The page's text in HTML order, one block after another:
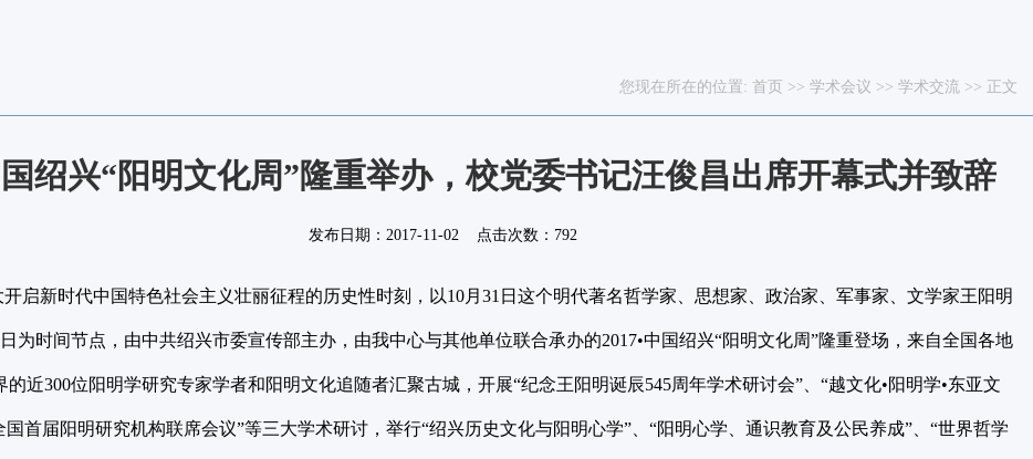
您现在所在的位置: 首页 >> 学术会议 >> 学术交流 >> 正文
国绍兴“阳明文化周”隆重举办，校党委书记汪俊昌出席开幕式并致辞
发布日期： 2017-11-02 点击次数： 792
新时代中国特色社会主义壮丽征程的历史性时刻，以10月31日这个明代著名哲学家、思想家、政治家、军事家、文学家王阳明
为时间节点，由中共绍兴市委宣传部主办，由我中心与其他单位联合承办的2017•中国绍兴“阳明文化周”隆重登场，来自全国各地
的近300位阳明学研究专家学者和阳明文化追随者汇聚古城，开展“纪念王阳明诞辰545周年学术研讨会”、“越文化•阳明学•东亚文
国首届阳明研究机构联席会议”等三大学术研讨，举行“绍兴历史文化与阳明心学”、“阳明心学、通识教育及公民养成”、“世界哲学